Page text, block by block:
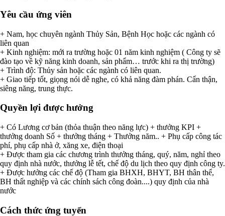
Yêu cầu ứng viên
+ Nam, học chuyên ngành Thủy Sản, Bệnh Học hoặc các ngành có
liên quan
+ Kinh nghiệm: mới ra trường hoặc 01 năm kinh nghiệm ( Công ty sẽ
đào tạo về kỹ năng kinh doanh, sản phẩm… trước khi ra thị trường)
+ Trình độ: Thủy sản hoặc các ngành có liên quan.
+ Giao tiếp tốt, giọng nói dễ nghe, có khả năng đàm phán. Cẩn thận,
siêng năng, trung thực.
Quyền lợi được hưởng
+ Có Lương cơ bản (thỏa thuận theo năng lực) + thưởng KPI +
thưởng doanh Số + thưởng tháng + Thưởng năm.. + Phụ cấp công tác
phí, phụ cấp nhà ở, xăng xe, điện thoại
+ Được tham gia các chương trình thưởng tháng, quý, năm, nghỉ theo
quy định nhà nước, thưởng lễ tết, chế độ du lịch theo quy định công ty.
+ Được hưởng các chế độ (Tham gia BHXH, BHYT, BH thân thể,
BH thất nghiệp và các chính sách công đoàn....) quy định của nhà
nước
Cách thức ứng tuyển